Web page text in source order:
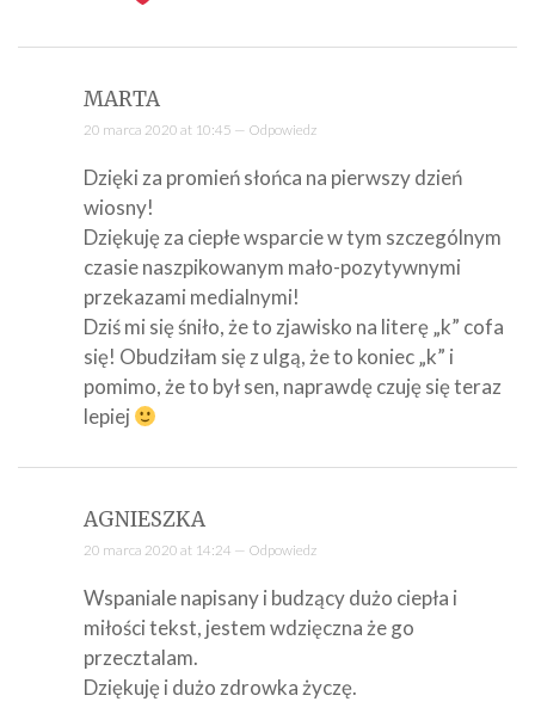
MARTA
20 marca 2020 at 10:45 — Odpowiedz
Dzięki za promień słońca na pierwszy dzień
wiosny!
Dziękuję za ciepłe wsparcie w tym szczególnym
czasie naszpikowanym mało-pozytywnymi
przekazami medialnymi!
Dziś mi się śniło, że to zjawisko na literę „k” cofa
się! Obudziłam się z ulgą, że to koniec „k” i
pomimo, że to był sen, naprawdę czuję się teraz
lepiej
AGNIESZKA
20 marca 2020 at 14:24 — Odpowiedz
Wspaniale napisany i budzący dużo ciepła i
miłości tekst, jestem wdzięczna że go
przecztalam.
Dziękuję i dużo zdrowka życzę.